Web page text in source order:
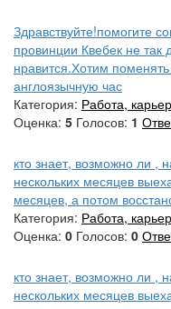
Здравствуйте!помогите
провинции Квебек не
нравится.Хотим
англоязычную час
Категория: Работа,
Оценка: 5 Голосов: 1
кто знает, возможно ли ,
нескольких месяцев
месяцев, а потом
Категория: Работа,
Оценка: 0 Голосов: 0
кто знает, возможно ли ,
нескольких месяцев